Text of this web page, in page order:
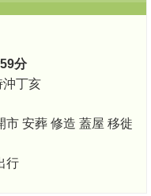
分
沖丁亥
市 安葬 修造 蓋屋 移徙
行